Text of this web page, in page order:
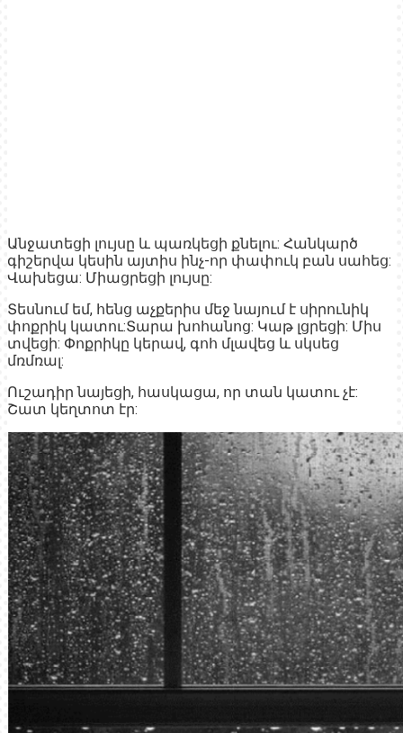
Անջատեցի լույսը և պառկեցի քնելու: Հանկարծ
գիշերվա կեսին այտիս ինչ-որ փափուկ բան սահեց:
Վախեցա: Միացրեցի լույսը:
Տեսնում եմ, հենց աչքերիս մեջ նայում է սիրունիկ
փոքրիկ կատու:Տարա խոհանոց: Կաթ լցրեցի: Միս
տվեցի: Փոքրիկը կերավ, գոհ մլավեց և սկսեց
մռմռալ:
Ուշադիր նայեցի, հասկացա, որ տան կատու չէ:
Շատ կեղտոտ էր: